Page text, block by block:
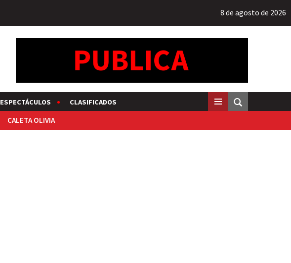
8 de agosto de 2026
ESPECTÁCULOS CLASIFICADOS
CALETA OLIVIA